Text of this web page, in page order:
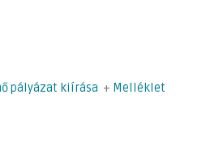
pályázat kiírása + Melléklet